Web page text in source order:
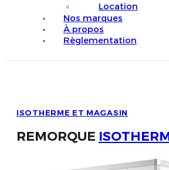
Location
Nos marques
À propos
Règlementation
ISOTHERME ET MAGASIN
REMORQUE